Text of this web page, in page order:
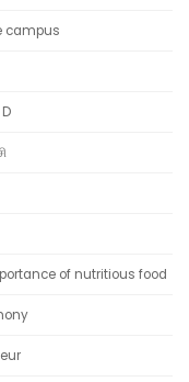
campus
of nutritious food